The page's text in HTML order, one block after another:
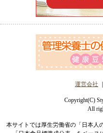
運営会社
Copyright(C)
All
本サイトでは厚生労働省の「日本人